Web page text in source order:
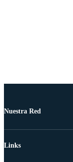
Nuestra Red
Links